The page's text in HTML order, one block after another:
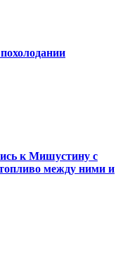
к Мишустину с
между ними и